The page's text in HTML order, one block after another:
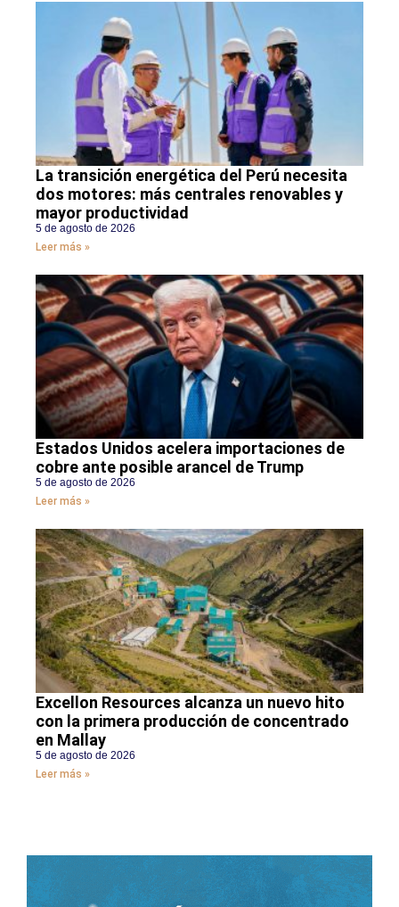
La transición energética del Perú necesita
dos motores: más centrales renovables y
mayor productividad
5 de agosto de 2026
Leer más »
Estados Unidos acelera importaciones de
cobre ante posible arancel de Trump
5 de agosto de 2026
Leer más »
Excellon Resources alcanza un nuevo hito
con la primera producción de concentrado
en Mallay
5 de agosto de 2026
Leer más »